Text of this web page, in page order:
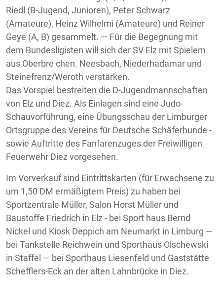
Riedl (B-Jugend, Junioren), Peter Schwarz
(Amateure), Heinz Wilhelmi (Amateure) und Reiner
Geye (A, B) gesammelt. — Für die Begegnung mit
dem Bundesligisten will sich der SV Elz mit Spielern
aus Oberbre chen. Neesbach, Niederhadamar und
Steinefrenz/Weroth verstärken.
Das Vorspiel bestreiten die D-Jugendmannschaften
von Elz und Diez. Als Einlagen sind eine Judo-
Schauvorführung, eine Übungsschau der Limburger
Ortsgruppe des Vereins für Deutsche Schäferhunde -
sowie Auftritte des Fanfarenzuges der Freiwilligen
Feuerwehr Diez vorgesehen.
Im Vorverkauf sind Eintrittskarten (für Erwachsene zu
um 1,50 DM ermäßigtem Preis) zu haben bei
Sportzentrale Müller, Salon Horst Müller und
Baustoffe Friedrich in Elz - bei Sport haus Bernd
Nickel und Kiosk Deppich am Neumarkt in Limburg —
bei Tankstelle Reichwein und Sporthaus Olschewski
in Staffel — bei Sporthaus Liesenfeld und Gaststätte
Schefflers-Eck an der alten Lahnbrücke in Diez.